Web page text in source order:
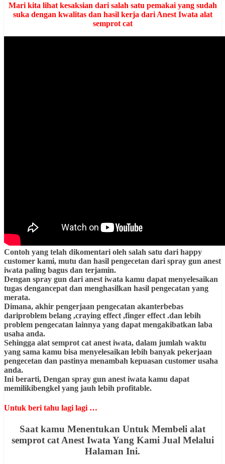
Mari kita lihat kesaksian dari salah satu pemakai yang sudah
suka dengan kwalitas dan hasil kerja dari Anest Iwata alat
semprot cat
Contoh yang telah dikomentari oleh salah satu dari happy
customer kami, mutu dan hasil pengecetan dari spray gun anest
iwata paling bagus dan terjamin.
Dengan spray gun dari anest iwata kamu dapat menyelesaikan
tugas dengancepat dan menghasilkan hasil pengecatan yang
merata.
Dimana, akhir pengerjaan pengecatan akanterbebas
dariproblem belang ,craying effect ,finger effect .dan lebih
problem pengecatan lainnya yang dapat mengakibatkan laba
usaha anda.
Sehingga alat semprot cat anest iwata, dalam jumlah waktu
yang sama kamu bisa menyelesaikan lebih banyak pekerjaan
pengecetan dan pastinya menambah kepuasan customer usaha
anda.
Ini berarti, Dengan spray gun anest iwata kamu dapat
memilikibengkel yang jauh lebih profitable.
Untuk beri tahu lagi lagi …
Saat kamu Menentukan Untuk Membeli alat
semprot cat Anest Iwata Yang Kami Jual Melalui
Halaman Ini.